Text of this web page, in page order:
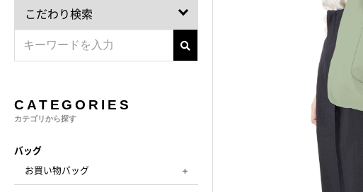
こだわり検索
CATEGORIES
カテゴリから探す
バッグ
お買い物バッグ